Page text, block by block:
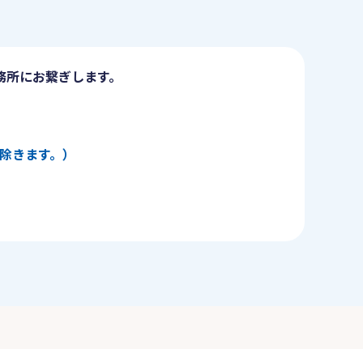
にお繋ぎします。
ます。）